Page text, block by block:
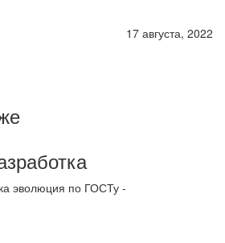
17 августа, 2022
эволюция по ГОСТу -